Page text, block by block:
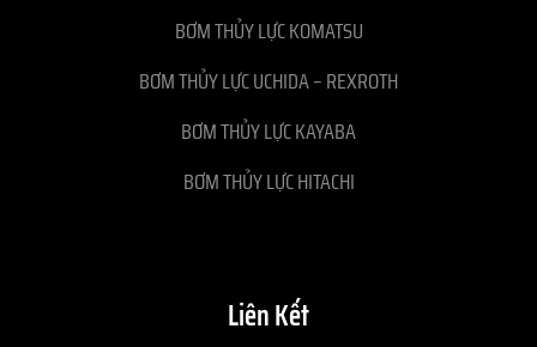
BƠM THỦY LỰC KOMATSU
BƠM THỦY LỰC UCHIDA – REXROTH
BƠM THỦY LỰC KAYABA
BƠM THỦY LỰC HITACHI
Liên Kết